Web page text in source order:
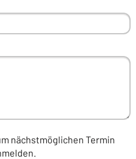
nächstmöglichen Termin